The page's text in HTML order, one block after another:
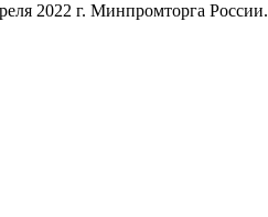
2022 г. Минпромторга России.